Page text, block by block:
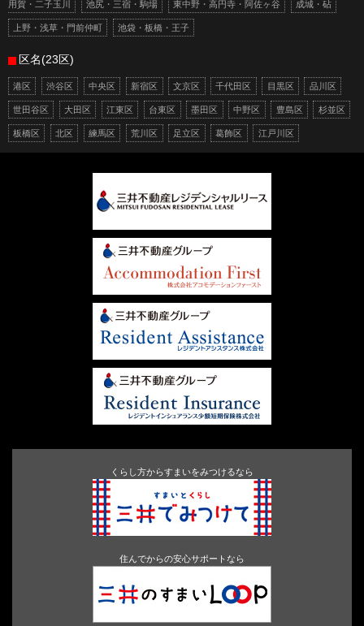
用賀・二子玉川 池尻・三宿・駒場 東中野・高円寺・阿佐ヶ谷 成城・砧
上野・浅草・門前仲町 池袋・板橋・王子
区名(23区)
港区 渋谷区 中央区 新宿区 文京区 千代田区 目黒区 品川区
世田谷区 大田区 江東区 台東区 墨田区 中野区 豊島区 杉並区
板橋区 北区 練馬区 荒川区 足立区 葛飾区 江戸川区
くらし方からすまいをみつけるなら
住んでからの安心サポートなら